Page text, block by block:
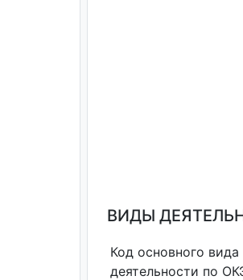
ВИДЫ
Код основного вида
деятельности по